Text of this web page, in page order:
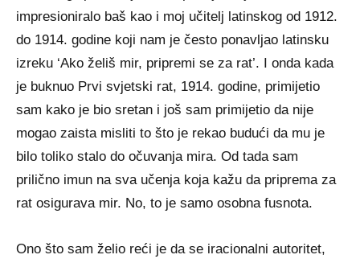
impresioniralo baš kao i moj učitelj latinskog od 1912.
do 1914. godine koji nam je često ponavljao latinsku
izreku ‘Ako želiš mir, pripremi se za rat’. I onda kada
je buknuo Prvi svjetski rat, 1914. godine, primijetio
sam kako je bio sretan i još sam primijetio da nije
mogao zaista misliti to što je rekao budući da mu je
bilo toliko stalo do očuvanja mira. Od tada sam
prilično imun na sva učenja koja kažu da priprema za
rat osigurava mir. No, to je samo osobna fusnota.
Ono što sam želio reći je da se iracionalni autoritet,